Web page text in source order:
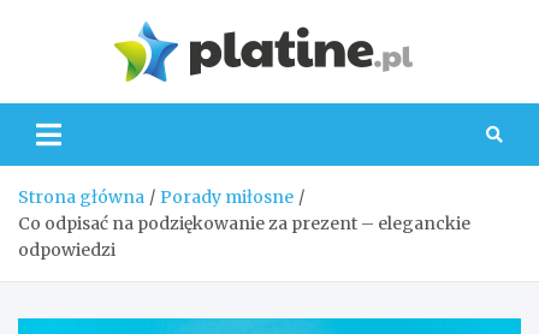
Strona główna
Porady miłosne
Co odpisać na podziękowanie za prezent – eleganckie
odpowiedzi